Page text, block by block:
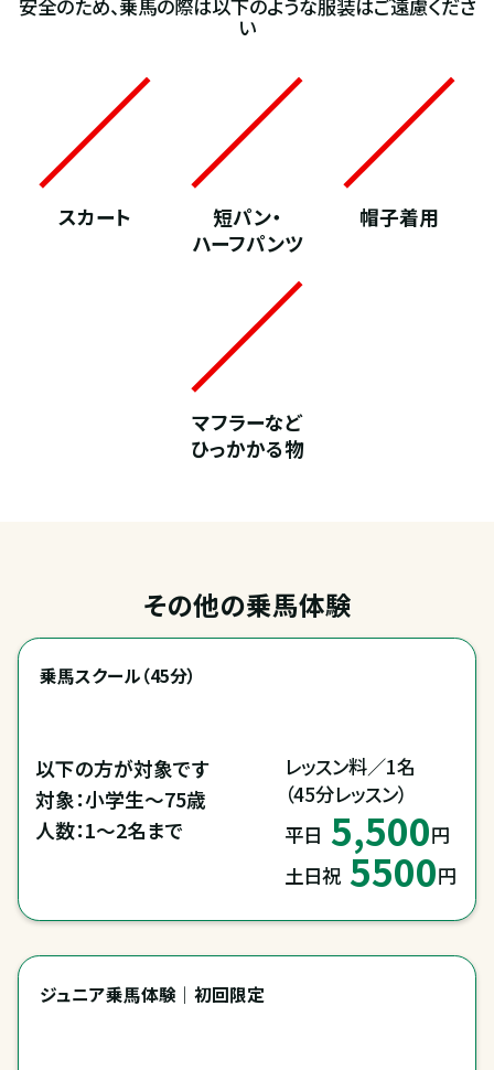
安全のため、乗馬の際は以下のような服装はご遠慮くださ
い
スカート
短パン・
ハーフパンツ
帽子着用
マフラーなど
ひっかかる物
その他の乗馬体験
乗馬スクール（45分）
以下の方が対象です
対象：小学生～75歳
人数：1～2名まで
レッスン料／1名
（45分レッスン）
平日 5,500円
土日祝 5500円
ジュニア乗馬体験｜初回限定